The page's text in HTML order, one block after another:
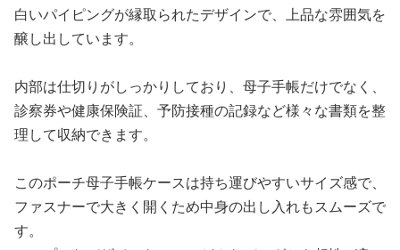
白いパイピングが縁取られたデザインで、上品な雰囲気を
醸し出しています。
内部は仕切りがしっかりしており、母子手帳だけでなく、
診察券や健康保険証、予防接種の記録など様々な書類を整
理して収納できます。
このポーチ母子手帳ケースは持ち運びやすいサイズ感で、
ファスナーで大きく開くため中身の出し入れもスムーズで
す。